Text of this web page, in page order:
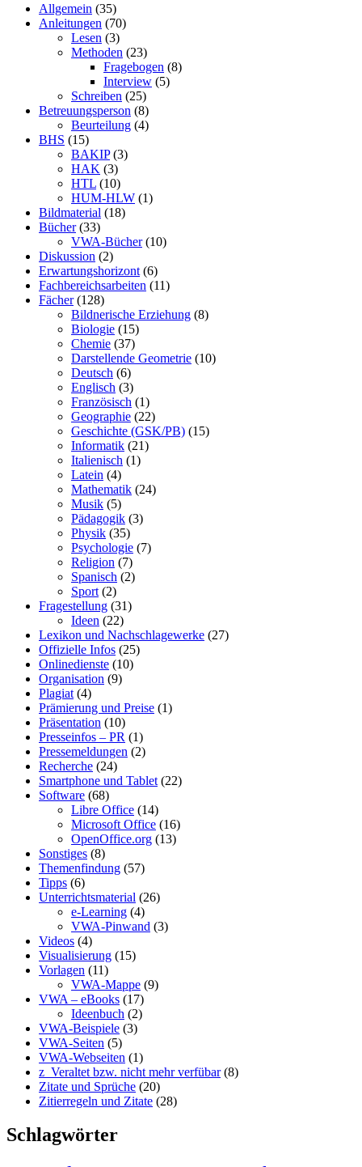
Allgemein (35)
Anleitungen (70)
Lesen (3)
Methoden (23)
Fragebogen (8)
Interview (5)
Schreiben (25)
Betreuungsperson (8)
Beurteilung (4)
BHS (15)
BAKIP(3)
HAK (3)
HTL (10)
HUM-HLW (1)
Bildmaterial (18)
Bücher(33)
VWA-Bücher(10)
Diskussion (2)
Erwartungshorizont (6)
Fachbereichsarbeiten (11)
Fächer(128)
Bildnerische Erziehung (8)
Biologie (15)
Chemie (37)
Darstellende Geometrie (10)
Deutsch (6)
Englisch (3)
Französisch (1)
Geographie (22)
Geschichte (GSK/PB) (15)
Informatik (21)
Italienisch (1)
Latein (4)
Mathematik (24)
Musik (5)
Pädagogik (3)
Physik (35)
Psychologie (7)
Religion (7)
Spanisch (2)
Sport (2)
Fragestellung (31)
Ideen (22)
Lexikon und Nachschlagewerke (27)
Offizielle Infos (25)
Onlinedienste (10)
Organisation (9)
Plagiat (4)
Prämierung und Preise (1)
Präsentation (10)
Presseinfos – PR (1)
Pressemeldungen (2)
Recherche (24)
Smartphone und Tablet (22)
Software (68)
Libre Office (14)
Microsoft Office (16)
OpenOffice.org (13)
Sonstiges (8)
Themenfindung (57)
Tipps (6)
Unterrichtsmaterial (26)
e-Learning (4)
VWA-Pinwand (3)
Videos (4)
Visualisierung (15)
Vorlagen (11)
VWA-Mappe (9)
VWA – eBooks (17)
Ideenbuch (2)
VWA-Beispiele (3)
VWA-Seiten (5)
VWA-Webseiten (1)
z_Veraltet bzw. nicht mehr verfübar(8)
Zitate und Sprüche (20)
Zitierregeln und Zitate (28)
Schlagwörter